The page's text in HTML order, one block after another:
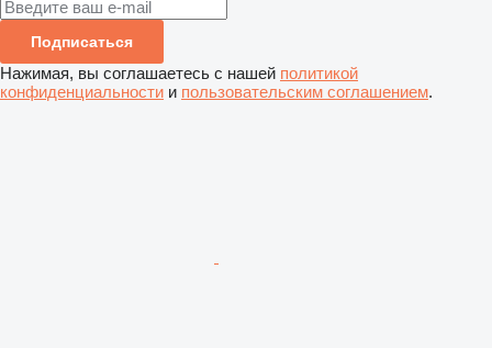
Подписаться
Нажимая, вы соглашаетесь с нашей политикой
конфиденциальности и пользовательским соглашением.